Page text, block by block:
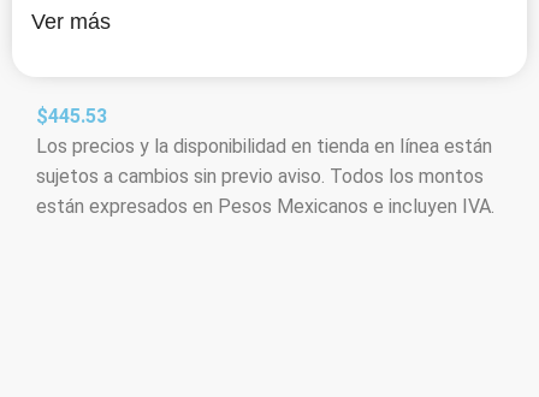
Ver más
$445.53
Los precios y la disponibilidad en tienda en línea están
sujetos a cambios sin previo aviso. Todos los montos
están expresados en Pesos Mexicanos e incluyen IVA.